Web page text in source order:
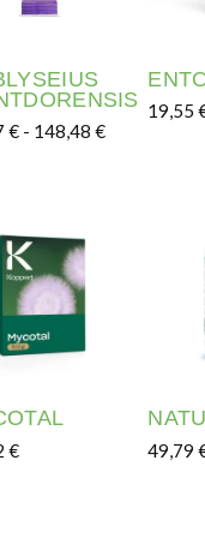
desde 43,43 €
€ - 148,48€Rango de
19,55
€
producto tiene
49,79